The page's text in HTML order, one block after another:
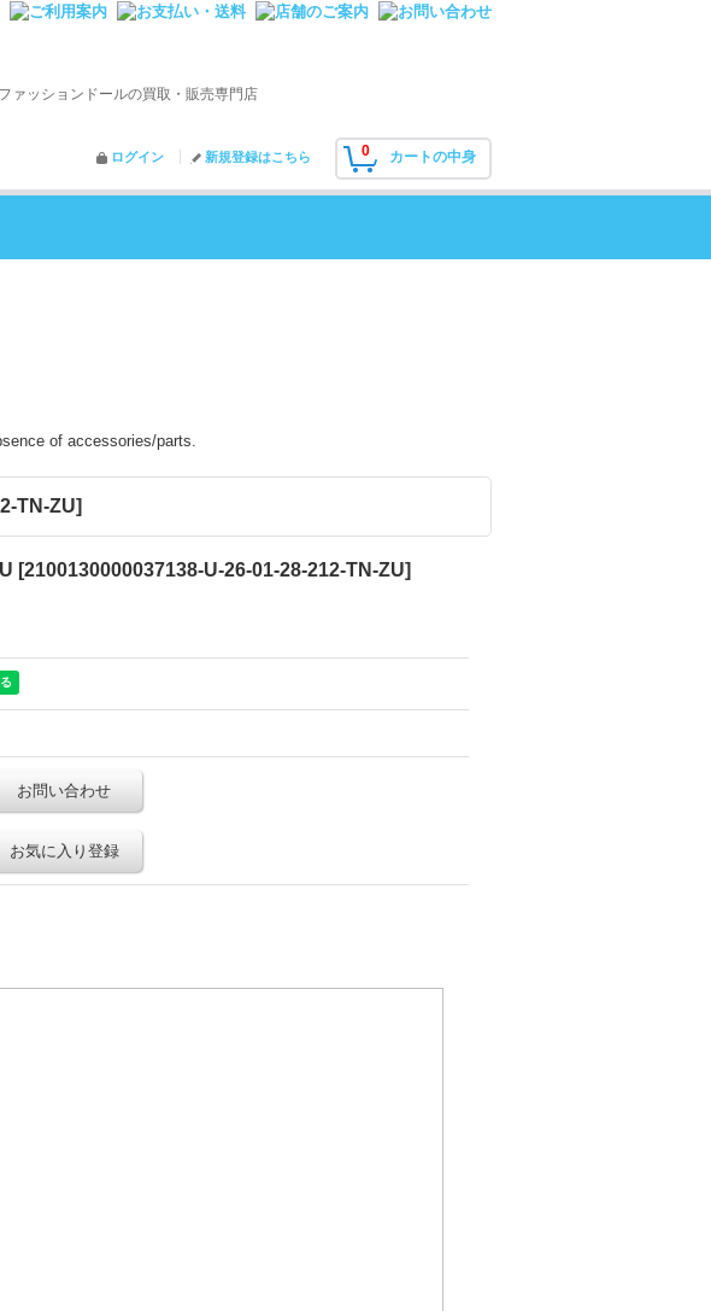
ァッションドールの買取・販売専門店
0 カートの中身
ログイン 新規登録はこちら
of accessories/parts.
TN-ZU]
[2100130000037138-U-26-01-28-212-TN-ZU]
お問い合わせ
お気に入り登録